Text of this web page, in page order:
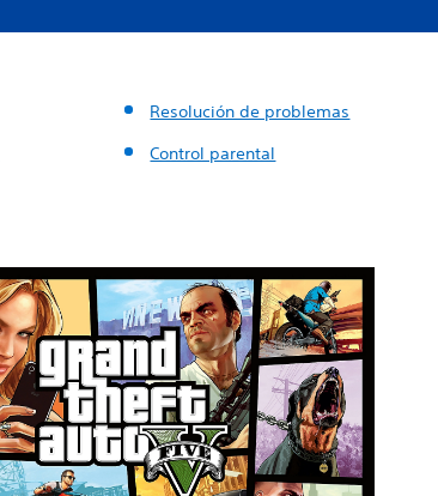
Resolución de problemas
Control parental